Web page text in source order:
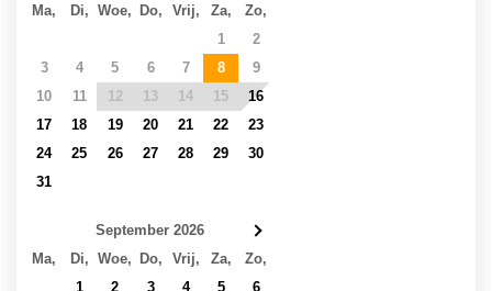
Ma,
Di, Woe, Do, Vrij, Za,
Zo,
1
2
3
4 5 6 7 8
9
10
11 12 13 14 15
16
17
18 19 20 21 22
23
24
25 26 27 28 29
30
31
September 2026
Ma,
Di, Woe, Do, Vrij, Za,
Zo,
1 2 3 4 5
6